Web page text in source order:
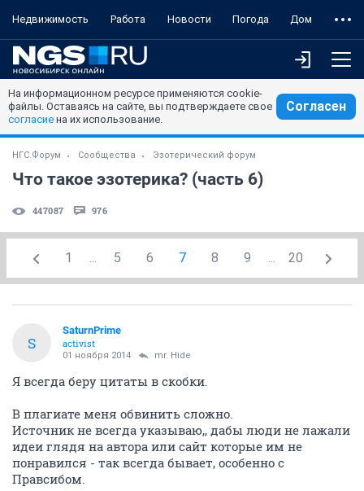
Недвижимость Работа Новости Погода Дом
На информационном ресурсе применяются cookie-
файлы. Оставаясь на сайте, вы подтверждаете свое
согласие на их использование.
Согласен
НГС.Форум Сообщества Эзотерический форум
Что такое эзотерика? (часть 6)
447087 976
1 ... 5 6 7 8 9 ... 20
S
SaturnPrime
activist
01 ноября 2014 mr. Hide
Я всегда беру цитаты в скобки.
В плагиате меня обвинить сложно.
Источник не всегда указываю,, дабы люди не лажали
идеи глядя на автора или сайт которые им не
понравился - так всегда бывает, особенно с
Правсибом.